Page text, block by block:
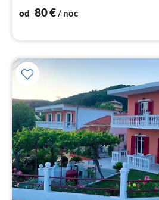
placem zabaw dla dzieci.
od 80€/ noc